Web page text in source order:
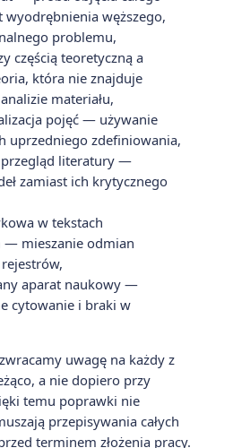
wyodrębnienia węższego,
problemu,
częścią teoretyczną a
która nie znajduje
materiału,
pojęć — używanie
uprzedniego zdefiniowania,
literatury —
zamiast ich krytycznego
w tekstach
— mieszanie odmian
aparat naukowy —
cytowanie i braki w
uwagę na każdy z
a nie dopiero przy
temu poprawki nie
przepisywania całych
terminem złożenia pracy.